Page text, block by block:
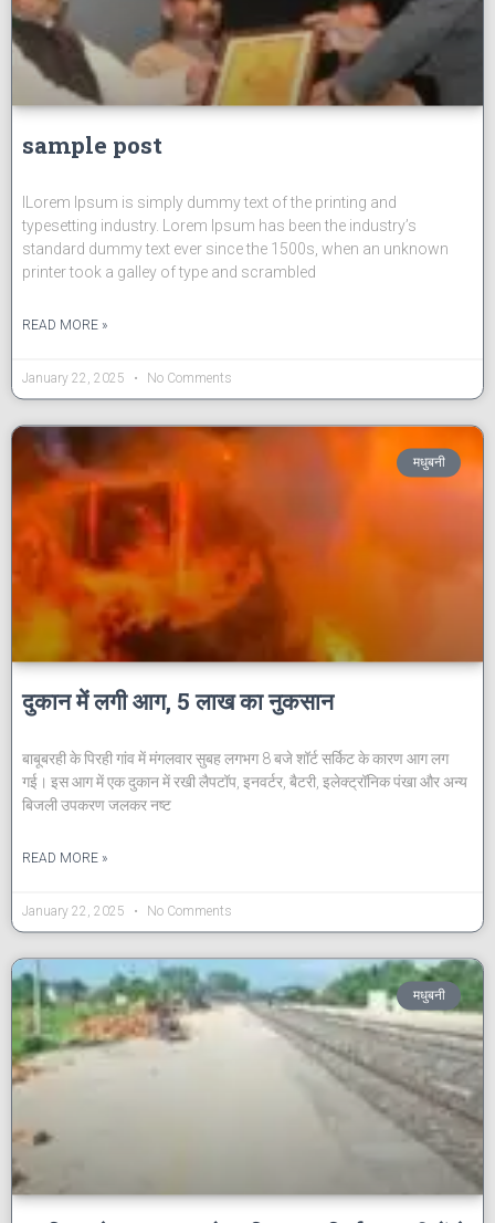
sample post
lLorem Ipsum is simply dummy text of the printing and
typesetting industry. Lorem Ipsum has been the industry’s
standard dummy text ever since the 1500s, when an unknown
printer took a galley of type and scrambled
READ MORE »
January 22, 2025 No Comments
मधुबनी
दुकान में लगी आग, 5 लाख का नुकसान
बाबूबरही के पिरही गांव में मंगलवार सुबह लगभग 8 बजे शॉर्ट सर्किट के कारण आग लग
गई। इस आग में एक दुकान में रखी लैपटॉप, इनवर्टर, बैटरी, इलेक्ट्रॉनिक पंखा और अन्य
बिजली उपकरण जलकर नष्ट
READ MORE »
January 22, 2025 No Comments
मधुबनी